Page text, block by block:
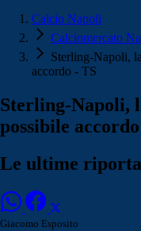
Calcio Napoli
Calciomercato
Sterling-Napoli,
accordo - TS
Sterling-Napoli,
possibile
Le ultime
Giacomo Esposito